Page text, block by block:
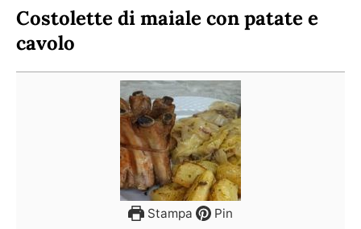
Costolette di maiale con patate e
cavolo
Stampa Pin